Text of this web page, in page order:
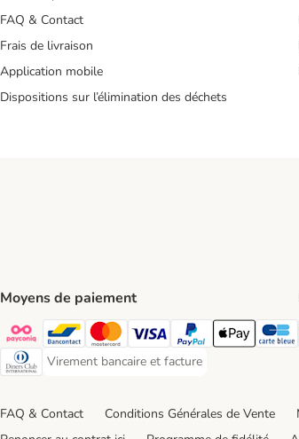
FAQ & Contact
Frais de livraison
Application mobile
Dispositions sur l’élimination des déchets
Moyens de paiement
Payconiq Payment Method
Bancontact Payment Method
Mastercard Payment Method
Visa Payment Method
Paypal Payment
Apple PayCarte
Diners club Payment Method
Virement bancaire et facture
Virement bancaire et facture Payment Method
FAQ & Contact Conditions Générales de Vente